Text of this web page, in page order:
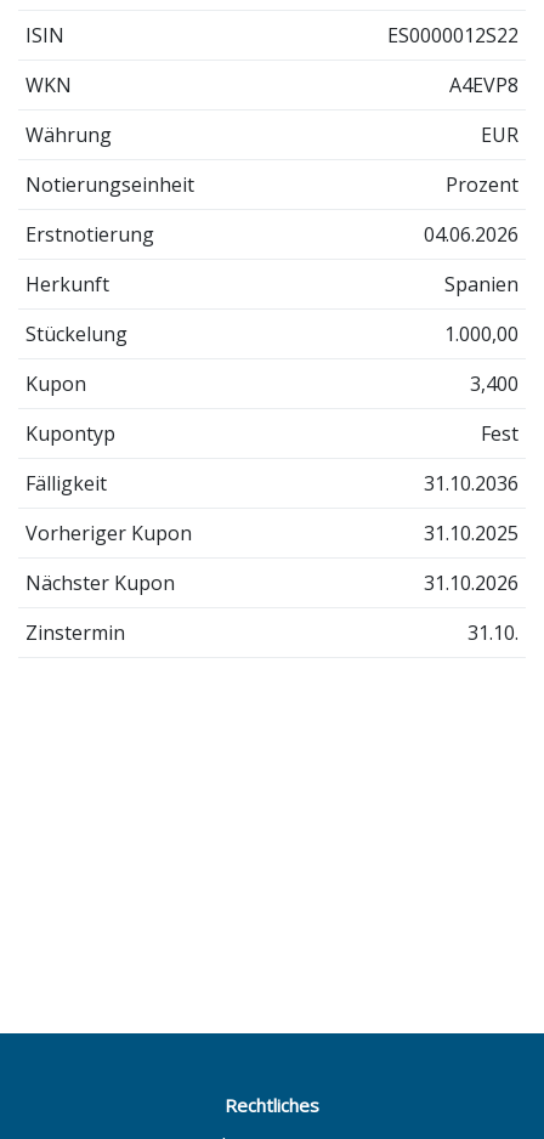
ISIN
ES0000012S22
WKN
A4EVP8
Währung
EUR
Notierungseinheit
Prozent
Erstnotierung
04.06.2026
Herkunft
Spanien
Stückelung
1.000,00
Kupon
3,400
Kupontyp
Fest
Fälligkeit
31.10.2036
Vorheriger Kupon
31.10.2025
Nächster Kupon
31.10.2026
Zinstermin
31.10.
Rechtliches